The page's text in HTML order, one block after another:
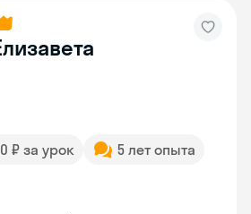
₽ за урок
5 лет опыта